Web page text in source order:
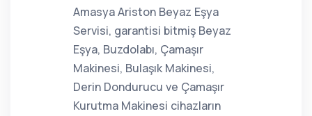
Amasya Ariston Beyaz Eşya
Servisi, garantisi bitmiş Beyaz
Eşya, Buzdolabı, Çamaşır
Makinesi, Bulaşık Makinesi,
Derin Dondurucu ve Çamaşır
Kurutma Makinesi cihazların